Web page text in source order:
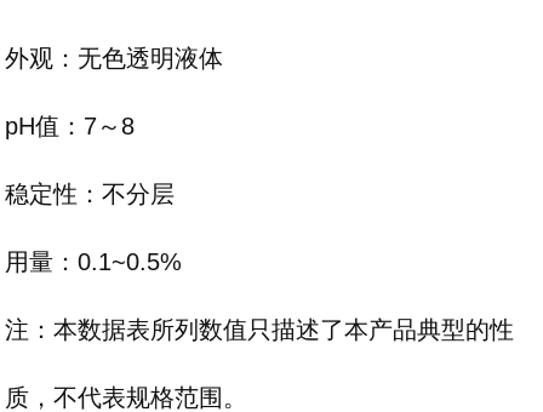
外观：无色透明液体
pH值：7～8
稳定性：不分层
用量：0.1~0.5%
注：本数据表所列数值只描述了本产品典型的性
质，不代表规格范围。